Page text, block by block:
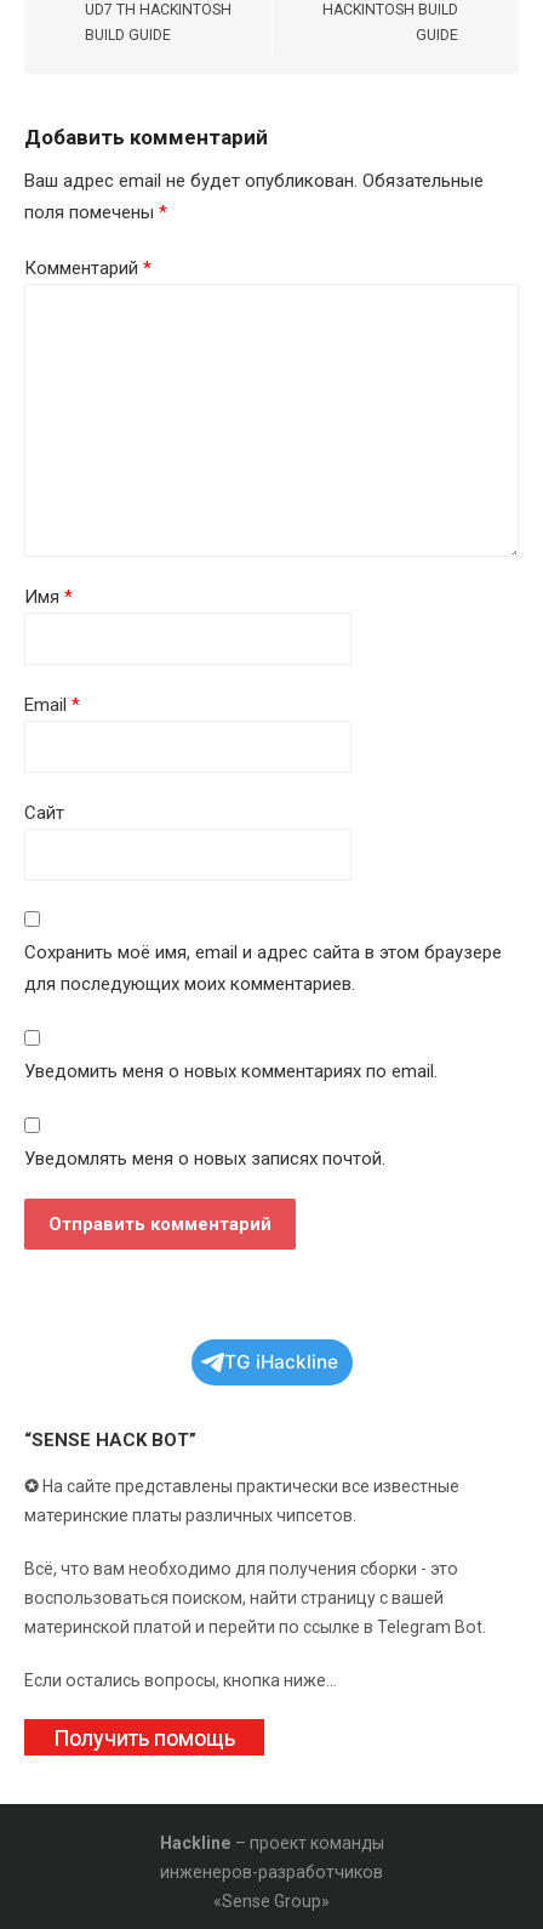
записям
UD7 TH HACKINTOSH
BUILD GUIDE
HACKINTOSH BUILD
GUIDE
Добавить комментарий
Ваш адрес email не будет опубликован. Обязательные
поля помечены *
Комментарий *
Имя *
Email *
Сайт
Сохранить моё имя, email и адрес сайта в этом браузере
для последующих моих комментариев.
Уведомить меня о новых комментариях по email.
Уведомлять меня о новых записях почтой.
TG iHackline
“SENSE HACK BOT”
✪ На сайте представлены практически все известные
материнские платы различных чипсетов.
Всё, что вам необходимо для получения сборки - это
воспользоваться поиском, найти страницу с вашей
материнской платой и перейти по ссылке в Telegram Bot.
Если остались вопросы, кнопка ниже...
Получить помощь
Hackline – проект команды
инженеров-разработчиков
«Sense Group»